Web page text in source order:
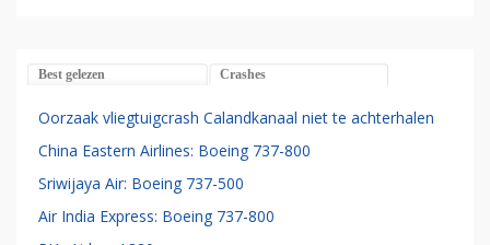
Best gelezen Crashes
Oorzaak vliegtuigcrash Calandkanaal niet te achterhalen
China Eastern Airlines: Boeing 737-800
Sriwijaya Air: Boeing 737-500
Air India Express: Boeing 737-800